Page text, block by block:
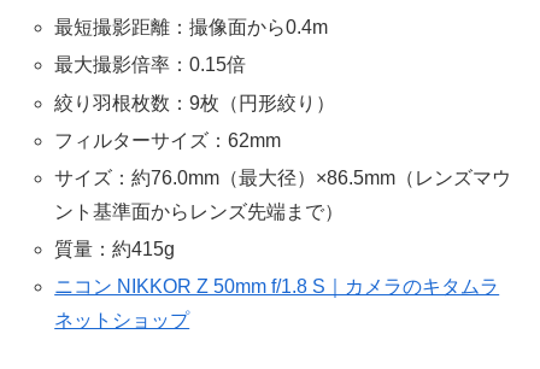
最短撮影距離：撮像面から0.4m
最大撮影倍率：0.15倍
絞り羽根枚数：9枚（円形絞り）
フィルターサイズ：62mm
サイズ：約76.0mm（最大径）×86.5mm（レンズマウ
ント基準面からレンズ先端まで）
質量：約415g
ニコン NIKKOR Z 50mm f/1.8 S｜カメラのキタムラ
ネットショップ